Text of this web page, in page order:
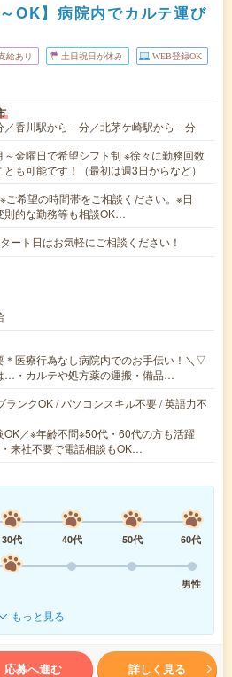
OK】病院内でカルテ運び
給あり 土日祝日が休み WEB登録OK
／香川駅から---分／北茅ケ崎駅から---分
～金曜日で希望シフト制 ※徐々に勤務回数
も可能です！（最初は週3日からなど）
ご希望の時間帯をご相談ください。※日
則的な勤務等も相談OK…
ト日はお気軽にご相談ください！
＊医療行為なし病院内でのお手伝い！＼▽
…・カルテや処方薬の運搬・備品…
ランクOK / パソコンスキル不要 / 英語力不
OK／※年齢不問※50代・60代の方も活躍
来社不要で電話相談もOK…
30代 40代 50代
60代
男性
もっと見る
応募へ進む 詳しく見る